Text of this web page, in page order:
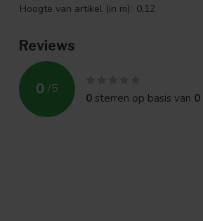
Hoogte van artikel (in m): 0,12
Reviews
0 /5
0sterren op basis van 0